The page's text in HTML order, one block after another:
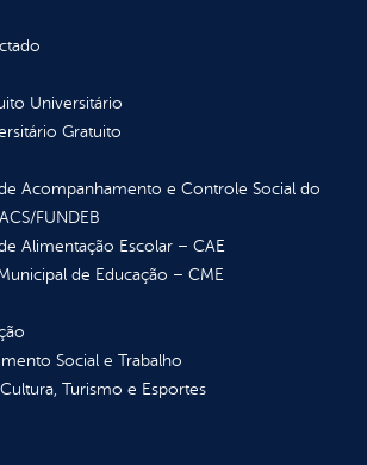
Universitário
Gratuito
Acompanhamento e Controle Social do
FUNDEB
Alimentação Escolar – CAE
de Educação – CME
Social e Trabalho
Turismo e Esportes